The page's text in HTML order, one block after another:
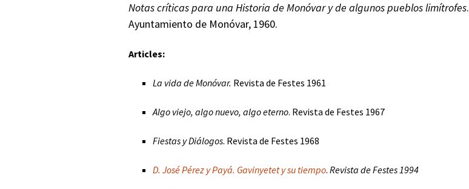
Notas críticas para una Historia de Monóvar y de algunos pueblos limítrofes.
Ayuntamiento de Monóvar, 1960.
Articles:
La vida de Monóvar. Revista de Festes 1961
Algo viejo, algo nuevo, algo eterno. Revista de Festes 1967
Fiestas y Diálogos. Revista de Festes 1968
D. José Pérez y Payá. Gavinyetet y su tiempo. Revista de Festes 1994